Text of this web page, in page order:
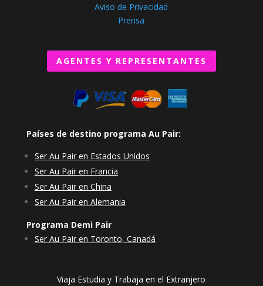
Aviso de Privacidad
Prensa
AGENTES Y REPRESENTANTES
Países de destino programa Au Pair:
Ser Au Pair en Estados Unidos
Ser Au Pair en Francia
Ser Au Pair en China
Ser Au Pair en Alemania
Programa Demi Pair
Ser Au Pair en Toronto, Canadá
Viaja Estudia y Trabaja en el Extranjero